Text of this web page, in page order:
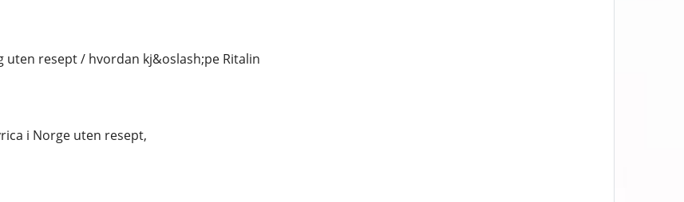
uten resept / hvordan kj&oslash;pe Ritalin
i Norge uten resept,